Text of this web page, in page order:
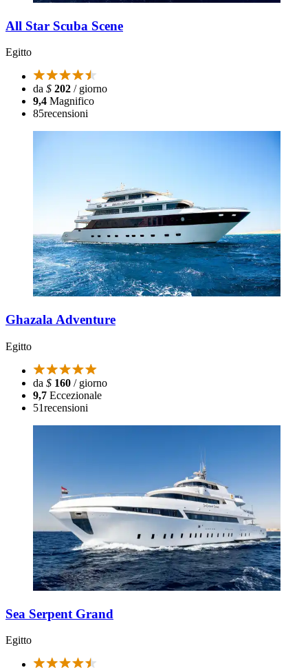
All Star Scuba Scene
Egitto
da $ 202 / giorno
9,4 Magnifico
85recensioni
Ghazala Adventure
Egitto
da $ 160 / giorno
9,7 Eccezionale
51recensioni
Sea Serpent Grand
Egitto